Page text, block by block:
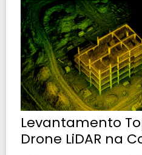
Levantamento
Drone LiDAR na